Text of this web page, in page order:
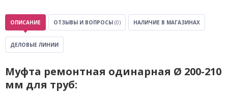
ОПИСАНИЕ ОТЗЫВЫ И ВОПРОСЫ (0) НАЛИЧИЕ В МАГАЗИНАХ
ДЕЛОВЫЕ ЛИНИИ
Муфта ремонтная одинарная Ø 200-210
мм для труб: